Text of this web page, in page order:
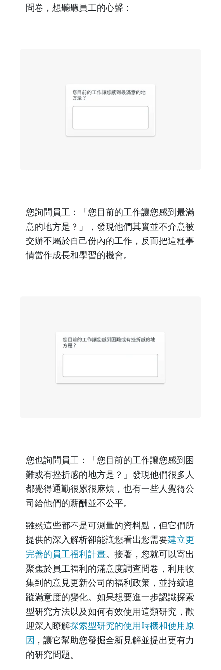
問卷，想聽聽員工的心聲：
您詢問員工：「您目前的工作讓您感到最滿
意的地方是？」，發現他們其實並不介意被
交辦不屬於自己份內的工作，反而把這種事
情當作成長和學習的機會。
您也詢問員工：「您目前的工作讓您感到困
難或有挫折感的地方是？」發現他們很多人
都覺得通勤很累很麻煩，也有一些人覺得公
司給他們的薪酬並不公平。
雖然這些都不是可測量的資料點，但它們所
提供的深入解析卻能讓您看出您需要建立更
完善的員工福利計畫。接著，您就可以寄出
聚焦於員工福利的滿意度調查問卷，利用收
集到的意見更新公司的福利政策，並持續追
蹤滿意度的變化。如果想要進一步認識探索
型研究方法以及如何有效使用這類研究，歡
迎深入瞭解探索型研究的使用時機和使用原
因 ，讓它幫助您發掘全新見解並提出更有力
的研究問題。